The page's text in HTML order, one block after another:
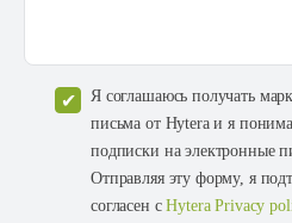
Я соглашаюсь получать
письма от Hytera и я
подписки на электронные
Отправляя эту форму, я
согласен сHytera Privacy